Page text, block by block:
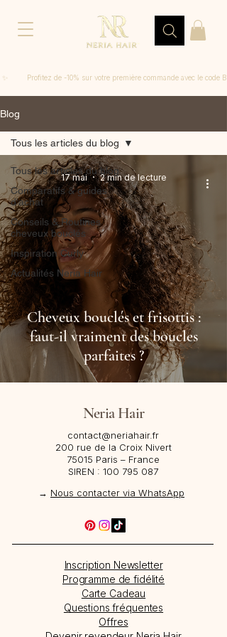
✨         Profitez de -10% sur votre première commande avec le code
Blog
Tous les articles du blog
Comparatifs & guides
d'achat
Conseils & Routines
cheveux bouclés
Inspiration Curly
Actualités Neria Hair
Tous les articles du blog
Cheveux bouclés et frisottis :
faut-il vraiment des boucles
parfaites ?
17 mai 2 min de lecture
Neria Hair
contact@neriahair.fr
200 rue de la Croix Nivert
75015 Paris – France​
SIREN : 100 795 087
→ Nous contacter via WhatsApp
Inscription Newsletter
Programme de fidélité
Carte Cadeau
Questions fréquentes
Offres